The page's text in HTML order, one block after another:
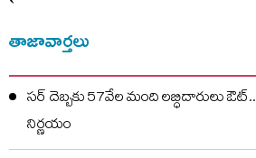
`
తాజావార్తలు
సర్ దెబ్బకు 57వేల మంది లబ్ధిదారులు
నిర్ణయం